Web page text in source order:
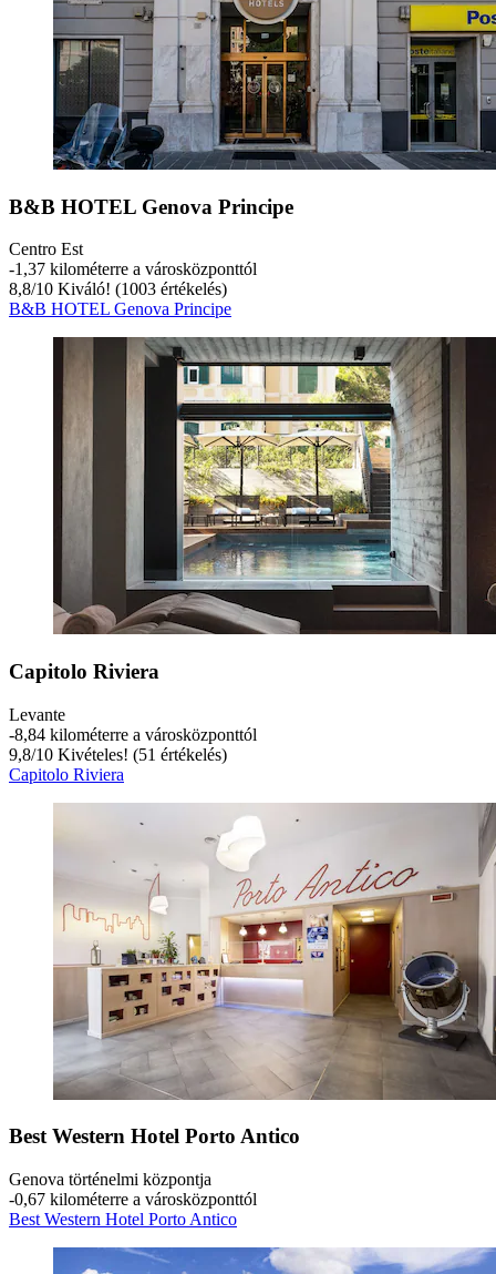
B&B HOTEL Genova Principe
Centro Est
‐1,37 kilométerre a városközponttól
8,8/10 Kiváló! (1003 értékelés)
B&B HOTEL Genova Principe
Capitolo Riviera
Levante
‐8,84 kilométerre a városközponttól
9,8/10 Kivételes! (51 értékelés)
Capitolo Riviera
Best Western Hotel Porto Antico
Genova történelmi központja
‐0,67 kilométerre a városközponttól
Best Western Hotel Porto Antico